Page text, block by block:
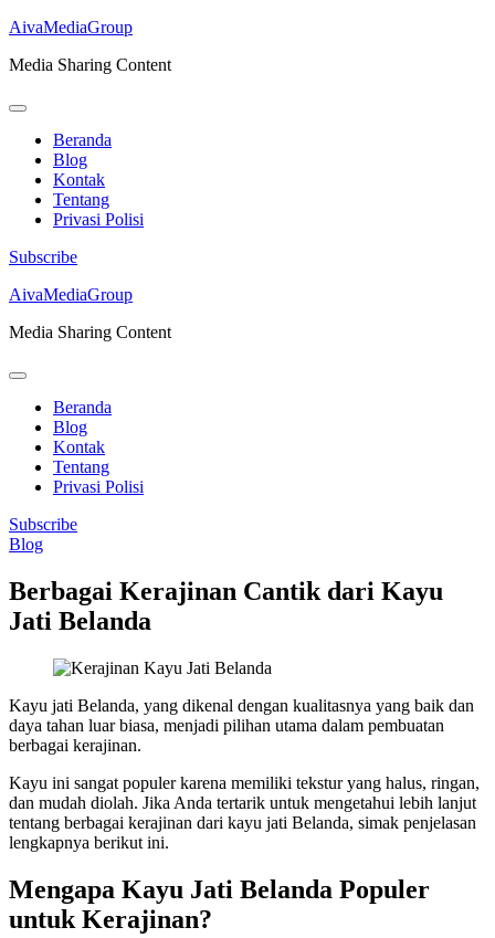
AivaMediaGroup
Media Sharing Content
Beranda
Blog
Kontak
Tentang
Privasi Polisi
Subscribe
Lompat
konten
Enter)
AivaMediaGroup
Media Sharing Content
Beranda
Blog
Kontak
Tentang
Privasi Polisi
Subscribe
Blog
Berbagai Kerajinan Cantik dari Kayu
Jati Belanda
Kayu jati Belanda, yang dikenal dengan kualitasnya yang baik dan
daya tahan luar biasa, menjadi pilihan utama dalam pembuatan
berbagai kerajinan.
Kayu ini sangat populer karena memiliki tekstur yang halus, ringan,
dan mudah diolah. Jika Anda tertarik untuk mengetahui lebih lanjut
tentang berbagai kerajinan dari kayu jati Belanda, simak penjelasan
lengkapnya berikut ini.
Mengapa Kayu Jati Belanda Populer
untuk Kerajinan?